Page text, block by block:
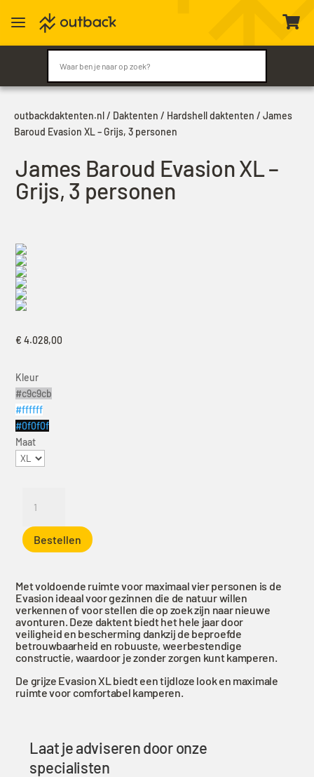
a 
outbackdaktenten.nl/ Daktenten / Hardshell daktenten / James
Baroud Evasion XL – Grijs, 3 personen
James Baroud Evasion XL –
Grijs, 3 personen
€ 4.028,00
Kleur
#c9c9cb
#ffffff
#0f0f0f
Maat
Baroud
Evasion
XL
3
personen
aantal
Bestellen
Met voldoende ruimte voor maximaal vier personen is de
Evasion ideaal voor gezinnen die de natuur willen
verkennen of voor stellen die op zoek zijn naar nieuwe
avonturen. Deze daktent biedt het hele jaar door
veiligheid en bescherming dankzij de beproefde
betrouwbaarheid en robuuste, weerbestendige
constructie, waardoor je zonder zorgen kunt kamperen.
De grijze Evasion XL biedt een tijdloze look en maximale
ruimte voor comfortabel kamperen.
Laat je adviseren door onze
specialisten